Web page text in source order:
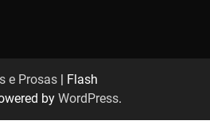
Soweto
e Prosas | Flash
by WordPress.